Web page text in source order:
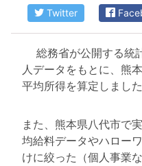
Twitter
総務省が公開する統
人データをもとに、熊
平均所得を算定しました
また、熊本県八代市で
均給料データやハロー
けに絞った（個人事業